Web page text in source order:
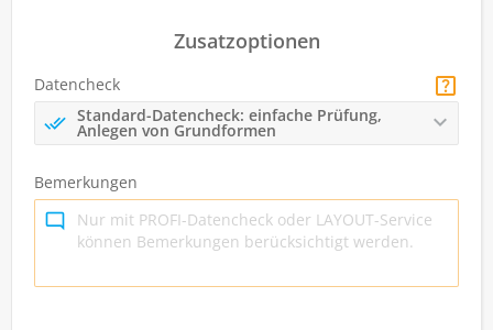
Zusatzoptionen
Datencheck
Standard-Datencheck: einfache Prüfung,
Anlegen von Grundformen
Bemerkungen